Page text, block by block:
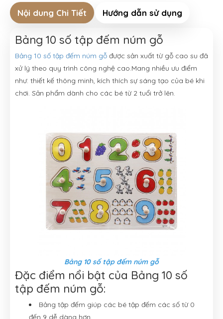
Nội dung Chi Tiết Hướng dẫn sử dụng
Bảng 10 số tập đếm núm gỗ
Bảng 10 số tập đếm núm gỗ được sản xuất từ gỗ cao su đã
xử lý theo quy trình công nghệ cao.Mang nhiều ưu điểm
như: thiết kế thông minh, kích thích sự sáng tạo của bé khi
chơi. Sản phẩm dành cho các bé từ 2 tuổi trở lên.
Bảng 10 số tập đếm núm gỗ
Đặc điểm nổi bật của Bảng 10 số
tập đếm núm gỗ:
Bảng tập đếm giúp các bé tập đếm các số từ 0
đến 9 dễ dàng hơn.